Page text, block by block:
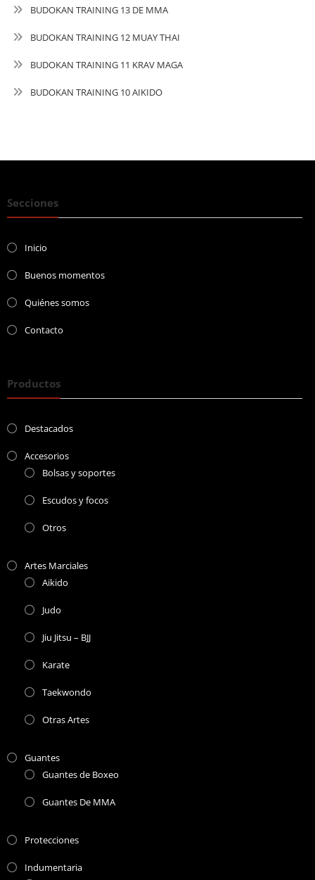
BUDOKAN TRAINING 13 DE MMA
BUDOKAN TRAINING 12 MUAY THAI
BUDOKAN TRAINING 11 KRAV MAGA
BUDOKAN TRAINING 10 AIKIDO
Secciones
Inicio
Buenos momentos
Quiénes somos
Contacto
Productos
Destacados
Accesorios
Bolsas y soportes
Escudos y focos
Otros
Artes Marciales
Aikido
Judo
Jiu Jitsu – BJJ
Karate
Taekwondo
Otras Artes
Guantes
Guantes de Boxeo
Guantes De MMA
Protecciones
Indumentaria